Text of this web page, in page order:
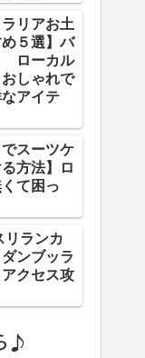
ラリアお土
５選】バ
ローカル
しゃれで
アイテ
でスーツケ
方法】ロ
て困っ
ランカ
ダンブッラ
クセス攻
♪